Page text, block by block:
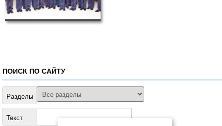
ПОИСК ПО САЙТУ
Разделы
Текст